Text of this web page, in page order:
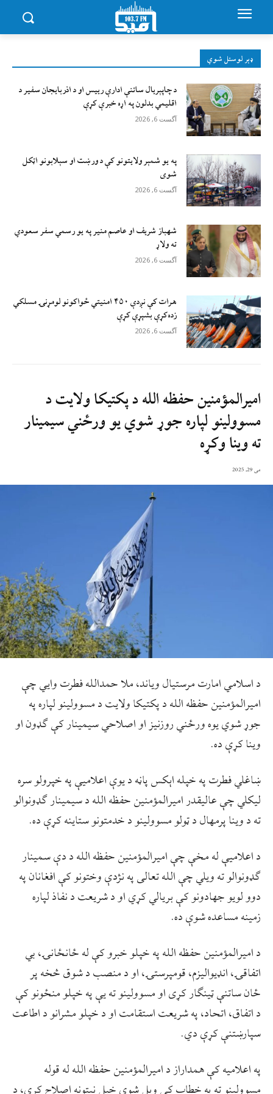
ډېر لوستل شوي
د چاپېریال ساتنې ادارې رییس او د اذربایجان سفیر د
اقلیمي بدلون په اړه خبرې کړې
آگست 6, 2026
په یو شمېر ولایتونو کې د ورښت او سېلابونو اټکل
شوی
آگست 6, 2026
شهباز شریف او عاصم منیر په یو رسمي سفر سعودي
ته ولاړ
آگست 6, 2026
هرات کې نږدې ۴۵۰ امنيتي ځواکونو لومړنۍ مسلکي
زده‌کړې بشپړې کړې
آگست 6, 2026
امیرالمؤمنین حفظه الله د پکتیکا ولایت د
مسوولینو لپاره جوړ شوي یو ورځني سیمینار
ته وینا وکړه
می 29, 2025
د اسلامي امارت مرستیال ویاند، ملا حمدالله فطرت وایي چې
امیرالمؤمنین حفظه الله د پکتیکا ولایت د مسوولینو لپاره په
جوړ شوي یوه ورځني روزنیز او اصلاحي سیمینار کې ګډون او
وینا کړې ده.
ښاغلي فطرت په خپله اېکس پاڼه د یوې اعلامیې په خپرولو سره
لیکلي چې عالیقدر امیرالمؤمنین حفظه الله د سیمینار ګډونوالو
ته د وینا پرمهال د ټولو مسوولینو د خدمتونو ستاینه کړې ده.
د اعلامیې له مخې چې امیرالمؤمنین حفظه الله د دې سمینار
ګډونوالو ته ویلي چې الله تعالی په نژدې وختونو کې افغانان په
دوو لویو جهادونو کې بریالي کړي او د شریعت د نفاذ لپاره
زمینه مساعده شوې ده.
د امیرالمؤمنین حفظه الله په خپلو خبرو کې له ځانځانۍ، بي
اتفاقۍ، انډيوالیزم، قومپرستۍ، او د منصب د شوق څخه پر
ځان ساتنې ټینګار کړی او مسوولینو ته یې په خپلو منځونو کې
د اتفاق، اتحاد، په شریعت استقامت او د خپلو مشرانو د اطاعت
سپارښتنې کړې دي.
په اعلامیه کې همداراز د امیرالمؤمنین حفظه الله له قوله